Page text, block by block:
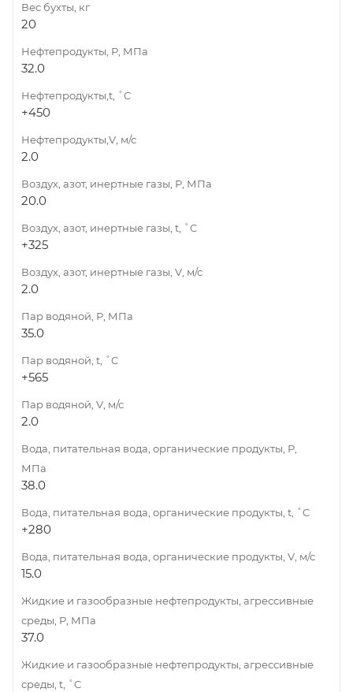
Вес бухты, кг
20
Нефтепродукты, Р, МПа
32.0
Нефтепродукты,t, ˚C
+450
Нефтепродукты,V, м/с
2.0
Воздух, азот, инертные газы, Р, МПа
20.0
Воздух, азот, инертные газы, t, ˚C
+325
Воздух, азот, инертные газы, V, м/с
2.0
Пар водяной, Р, МПа
35.0
Пар водяной, t, ˚C
+565
Пар водяной, V, м/с
2.0
Вода, питательная вода, органические продукты, Р,
МПа
38.0
Вода, питательная вода, органические продукты, t, ˚C
+280
Вода, питательная вода, органические продукты, V, м/с
15.0
Жидкие и газообразные нефтепродукты, агрессивные
среды, Р, МПа
37.0
Жидкие и газообразные нефтепродукты, агрессивные
среды, t, ˚C